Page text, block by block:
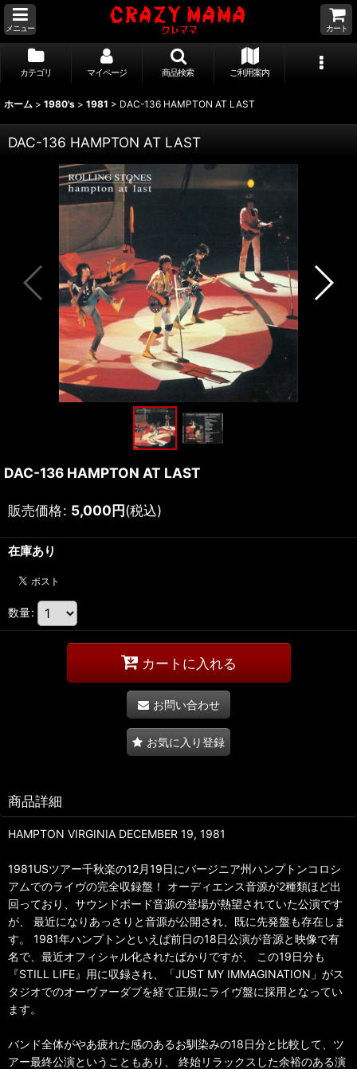
メニュー カート
カテゴリ マイページ 商品検索 ご利用案内
ホーム > 1980's > 1981 > DAC-136 HAMPTON AT LAST
DAC-136 HAMPTON AT LAST
DAC-136 HAMPTON AT LAST
販売価格: 5,000円(税込)
在庫あり
数量:
カートに入れる
お問い合わせ
お気に入り登録
商品詳細
HAMPTON VIRGINIA DECEMBER 19, 1981
1981USツアー千秋楽の12月19日にバージニア州ハンプトンコロシ
アムでのライヴの完全収録盤！ オーディエンス音源が2種類ほど出
回っており、サウンドボード音源の登場が熱望されていた公演です
が、 最近になりあっさりと音源が公開され、既に先発盤も存在しま
す。 1981年ハンプトンといえば前日の18日公演が音源と映像で有
名で、最近オフィシャル化されたばかりですが、 この19日分も
『STILL LIFE』用に収録され、「JUST MY IMMAGINATION」がス
タジオでのオーヴァーダブを経て正規にライヴ盤に採用となってい
ます。
バンド全体がやあ疲れた感のあるお馴染みの18日分と比較して、ツ
アー最終公演ということもあり、 終始リラックスした余裕のある演